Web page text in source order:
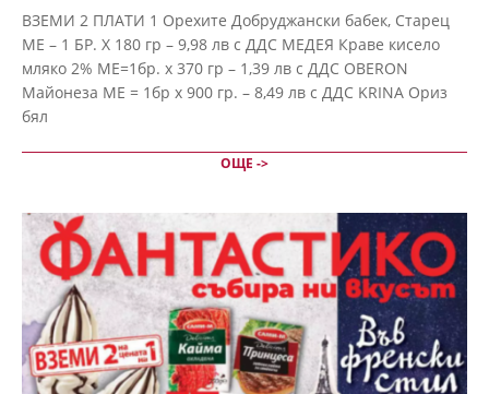
07
ВЗЕМИ 2 ПЛАТИ 1 Орехите Добруджански бабек, Старец
МЕ – 1 БР. Х 180 гр – 9,98 лв с ДДС МЕДЕЯ Краве кисело
мляко 2% МЕ=1бр. х 370 гр – 1,39 лв с ДДС OBERON
Майонеза МЕ = 1бр х 900 гр. – 8,49 лв с ДДС KRINA Ориз
бял
ОЩЕ ->